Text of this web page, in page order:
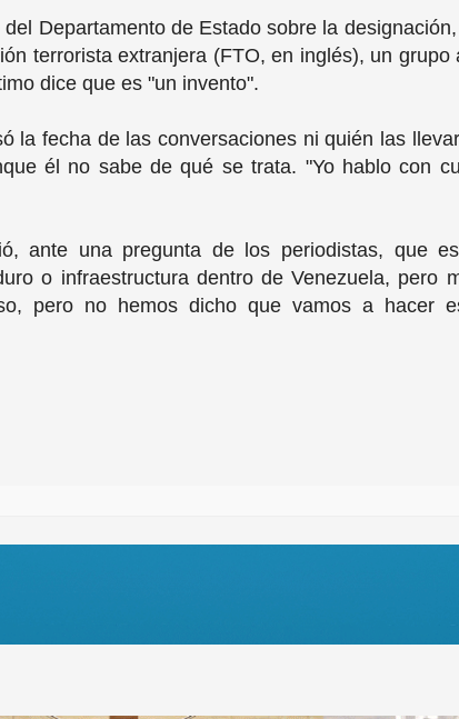
Departamento de Estado sobre la
terrorista extranjera (FTO, en inglés), un grupo
dice que es "un invento".
la fecha de las conversaciones ni quién las
él no sabe de qué se trata. "Yo hablo con
ante una pregunta de los periodistas, que
o infraestructura dentro de Venezuela, pero
pero no hemos dicho que vamos a hacer